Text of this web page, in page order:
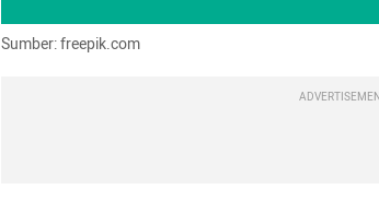
Sumber: freepik.com